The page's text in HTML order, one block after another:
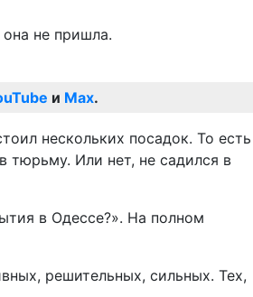
не пришла.
и Max.
нескольких посадок. То есть
тюрьму. Или нет, не садился в
в Одессе?». На полном
решительных, сильных. Тех,